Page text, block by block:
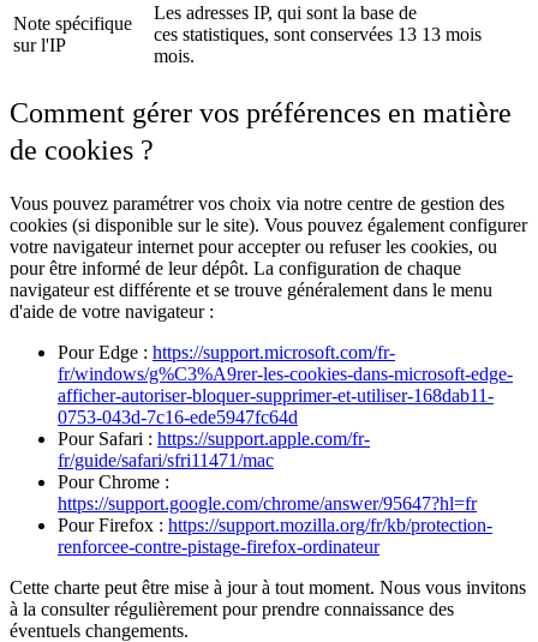
Note spécifique
sur l'IP
Les adresses IP, qui sont la base de
ces statistiques, sont conservées 13
mois.
13 mois
Comment gérer vos préférences en matière
de cookies ?
Vous pouvez paramétrer vos choix via notre centre de gestion des
cookies (si disponible sur le site). Vous pouvez également configurer
votre navigateur internet pour accepter ou refuser les cookies, ou
pour être informé de leur dépôt. La configuration de chaque
navigateur est différente et se trouve généralement dans le menu
d'aide de votre navigateur :
Pour Edge : https://support.microsoft.com/fr-
fr/windows/g%C3%A9rer-les-cookies-dans-microsoft-edge-
afficher-autoriser-bloquer-supprimer-et-utiliser-168dab11-
0753-043d-7c16-ede5947fc64d
Pour Safari : https://support.apple.com/fr-
fr/guide/safari/sfri11471/mac
Pour Chrome :
https://support.google.com/chrome/answer/95647?hl=fr
Pour Firefox : https://support.mozilla.org/fr/kb/protection-
renforcee-contre-pistage-firefox-ordinateur
Cette charte peut être mise à jour à tout moment. Nous vous invitons
à la consulter régulièrement pour prendre connaissance des
éventuels changements.